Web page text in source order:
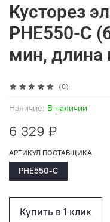
(0)
Наличие: В наличии
Кусторез
PHE550-C
мин,
6 329 ₽
Купить в 1 клик
АРТИКУЛ ПОСТАВЩИКА
PHE550-C